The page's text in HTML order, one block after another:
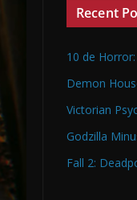
Recent
10 de
Demon
Victorian
Godzilla
Fall 2: